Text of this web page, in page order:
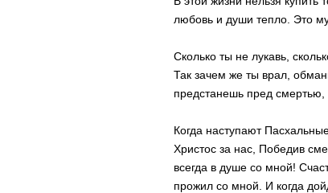
любовь и души тепло. Это
Сколько ты не лукавь,
Так зачем же ты врал,
предстанешь пред смертью,
Когда наступают
Христос за нас, Победив
всегда в душе со мной!
прожил со мной. И когда